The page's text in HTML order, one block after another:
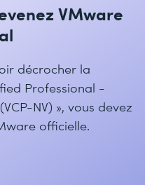
VMware
décrocher la
Professional -
NV) », vous devez
officielle.